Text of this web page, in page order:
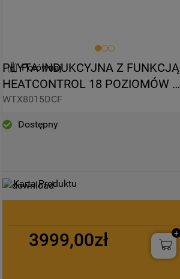
Porównaj
PŁYTA INDUKCYJNA Z FUNKCJĄ
HEATCONTROL 18 POZIOMÓW
MOCY WHIRLPOOL WTX8015DCF
WTX8015DCF
Dostępny
Karta Produktu
3999,00zł